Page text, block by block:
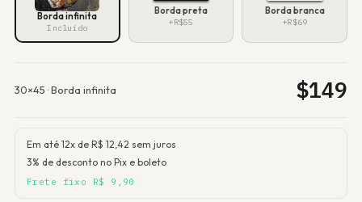
Borda infinita
Incluído
Borda preta
+R$55
Borda branca
+R$69
30×45 ·Borda infinita $149
Em até 12x de R$ 12,42 sem juros
3% de desconto no Pix e boleto
Frete fixo R$ 9,90